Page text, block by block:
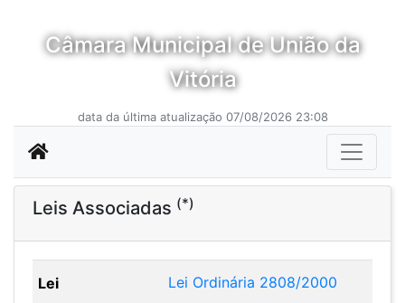
Câmara Municipal de União da
Vitória
data da última atualização 07/08/2026 23:08
Leis Associadas (*)
Lei Ordinária 2808/2000